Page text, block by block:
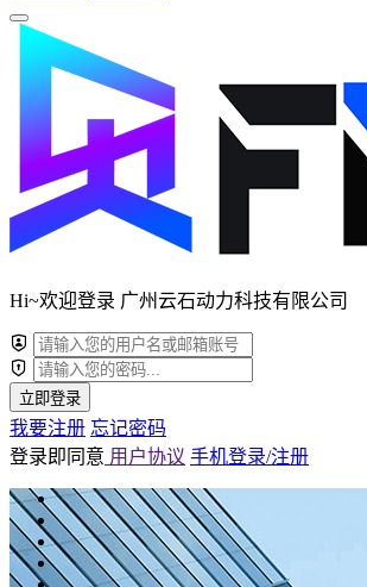
Hi~欢迎登录 广州云石动力科技有限公司
立即登录
我要注册 忘记密码
登录即同意 用户协议 手机登录/注册